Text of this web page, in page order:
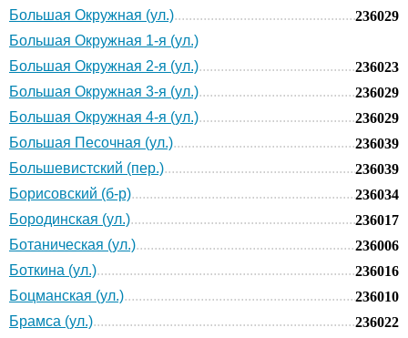
Большая Окружная (ул.)
236029
Большая Окружная 1-я (ул.)
Большая Окружная 2-я (ул.)
236023
Большая Окружная 3-я (ул.)
236029
Большая Окружная 4-я (ул.)
236029
Большая Песочная (ул.)
236039
Большевистский (пер.)
236039
Борисовский (б-р)
236034
Бородинская (ул.)
236017
Ботаническая (ул.)
236006
Боткина (ул.)
236016
Боцманская (ул.)
236010
Брамса (ул.)
236022